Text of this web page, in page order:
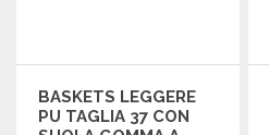
BASKETS LEGGERE
PU TAGLIA 37 CON